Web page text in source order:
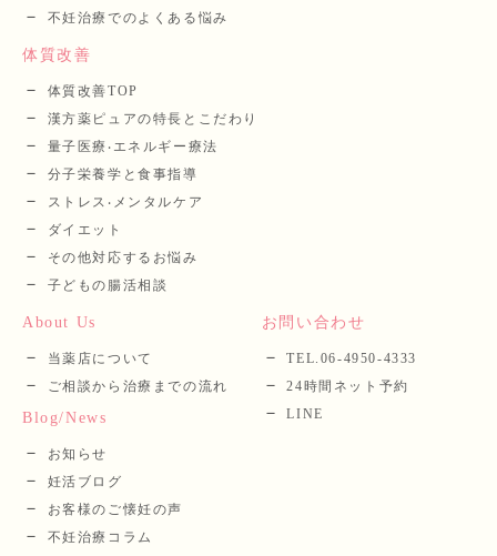
不妊治療でのよくある悩み
体質改善
体質改善TOP
漢⽅薬ピュアの特長とこだわり
量⼦医療‧エネルギー療法
分⼦栄養学と⾷事指導
ストレス‧メンタルケア
ダイエット
その他対応するお悩み
子どもの腸活相談
About Us
当薬店について
ご相談から治療までの流れ
Blog/News
お知らせ
妊活ブログ
お客様のご懐妊の声
不妊治療コラム
お問い合わせ
TEL.06-4950-4333
24時間ネット予約
LINE